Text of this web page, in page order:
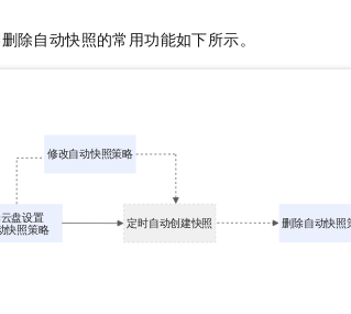
除自动快照的常用功能如下所示。